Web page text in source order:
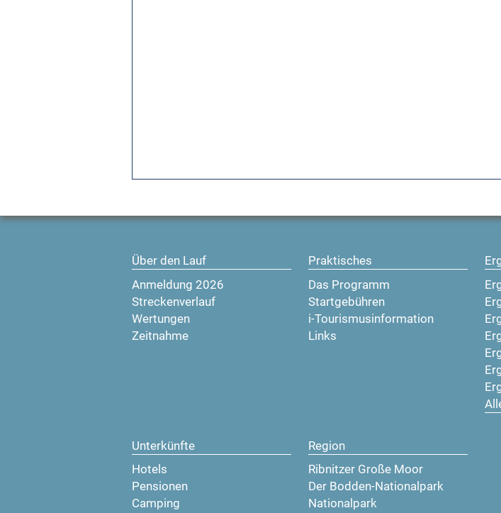
Über den Lauf
Anmeldung 2026
Streckenverlauf
Wertungen
Zeitnahme
Praktisches
Das Programm
Startgebühren
i-Tourismusinformation
Links
Unterkünfte
Hotels
Pensionen
Camping
Region
Ribnitzer Große Moor
Der Bodden-Nationalpark
Nationalpark